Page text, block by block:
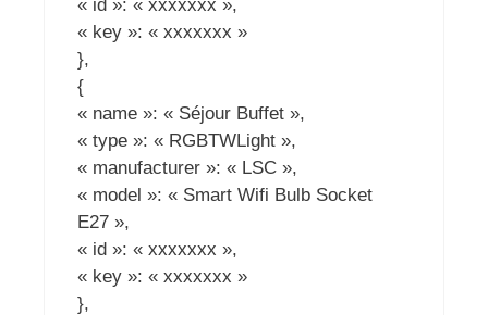
« id »: « xxxxxxx »,
« key »: « xxxxxxx »
},
{
« name »: « Séjour Buffet »,
« type »: « RGBTWLight »,
« manufacturer »: « LSC »,
« model »: « Smart Wifi Bulb Socket
E27 »,
« id »: « xxxxxxx »,
« key »: « xxxxxxx »
},